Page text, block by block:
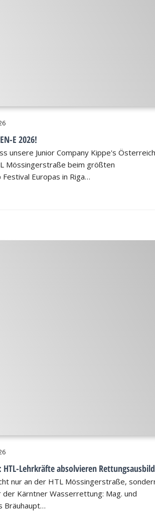
E 2026!
unsere Junior Company Kippe's Österreich
Mössingerstraße beim größten
Europas in Riga…
HTL-Lehrkräfte absolvieren
nur an der HTL Mössingerstraße,
der Kärntner Wasserrettung: Mag. und
Bräuhaupt…